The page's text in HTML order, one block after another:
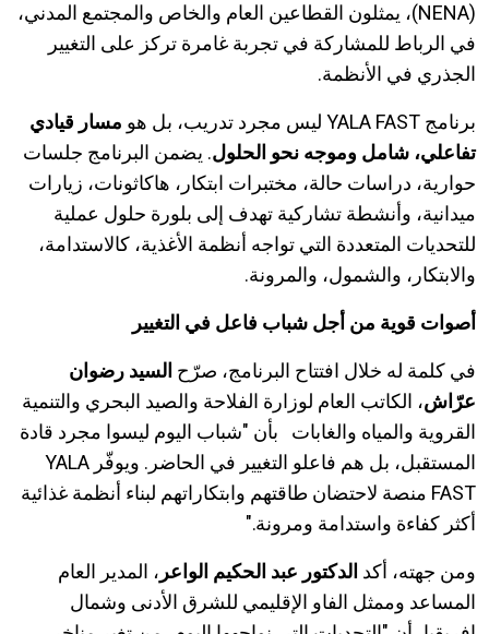
(NENA)، يمثلون القطاعين العام والخاص والمجتمع المدني،
في الرباط للمشاركة في تجربة غامرة تركز على التغيير
الجذري في الأنظمة.
برنامج YALA FAST ليس مجرد تدريب، بل هو
مسار قيادي
تفاعلي، شامل وموجه نحو الحلول. يضمن البرنامج جلسات
حوارية، دراسات حالة، مختبرات ابتكار، هاكاثونات، زيارات
ميدانية، وأنشطة تشاركية تهدف إلى بلورة حلول عملية
للتحديات المتعددة التي تواجه أنظمة الأغذية، كالاستدامة،
والابتكار، والشمول، والمرونة.
أصوات قوية من أجل شباب فاعل في التغيير
في كلمة له خلال افتتاح البرنامج، صرّح السيد رضوان
عرّاش، الكاتب العام لوزارة الفلاحة والصيد البحري والتنمية
القروية والمياه والغابات بأن "شباب اليوم ليسوا مجرد قادة
المستقبل، بل هم فاعلو التغيير في الحاضر. ويوفّر YALA
FAST منصة لاحتضان طاقتهم وابتكاراتهم لبناء أنظمة غذائية
أكثر كفاءة واستدامة ومرونة."
ومن جهته، أكد الدكتور عبد الحكيم الواعر ، المدير العام
المساعد وممثل الفاو الإقليمي للشرق الأدنى وشمال